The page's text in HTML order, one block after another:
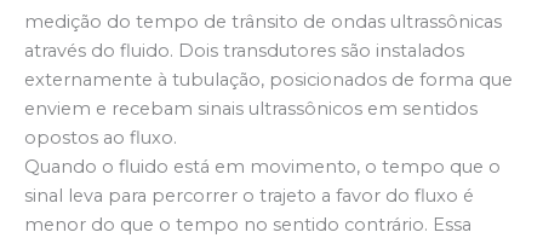
medição do tempo de trânsito de ondas ultrassônicas
através do fluido. Dois transdutores são instalados
externamente à tubulação, posicionados de forma que
enviem e recebam sinais ultrassônicos em sentidos
opostos ao fluxo.
Quando o fluido está em movimento, o tempo que o
sinal leva para percorrer o trajeto a favor do fluxo é
menor do que o tempo no sentido contrário. Essa